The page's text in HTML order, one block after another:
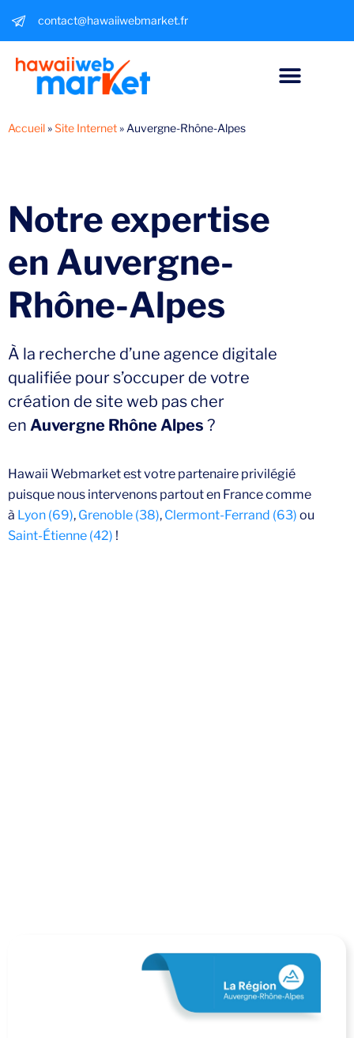
contact@hawaiiwebmarket.fr
Accueil»Site Internet» Auvergne-Rhône-Alpes
Notre expertise
en Auvergne-
Rhône-Alpes
À la recherche d’une agence digitale
qualifiée pour s’occuper de votre
création de site web pas cher
en Auvergne Rhône Alpes ?
Hawaii Webmarket est votre partenaire privilégié
puisque nous intervenons partout en France comme
à Lyon (69), Grenoble (38), Clermont-Ferrand (63) ou
Saint-Étienne (42) !